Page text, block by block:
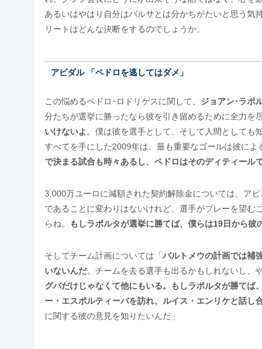
あるいはやはり自分はバルサとは分かちがたいと思う気
リートはどんな決断をするのでしょうか。
アビダル 「ペドロを逃してはダメ」
この悩めるペドロ･ロドリゲスに関して、 ジョアン･ラポ
分たちが選挙に勝ったなら彼を引き留めるために全力を
いけないよ 。僕は彼を選手として、そして人間としても
すべてを手にした2009年は、最も重要なゴールは彼によ
で決まる試合も時々あるし、ペドロはそのディティール
3,000万ユーロに減額された契約解除金については、ア
であることに変わりはないけれど、選手がプレーを望
らね。
もしラポルタが選挙に勝てば、僕らは19日から彼
そしてチーム計画については「 バルトメウの計画では補
いないんだ。チームを去る選手も出るかもしれないし、
グバだけじゃなくて他にもいる。もしラポルタが勝てば
ー・エスポルティーバを訪れ、ルイス・エンリケと話し
に関する彼の意見を知りたいんだ」